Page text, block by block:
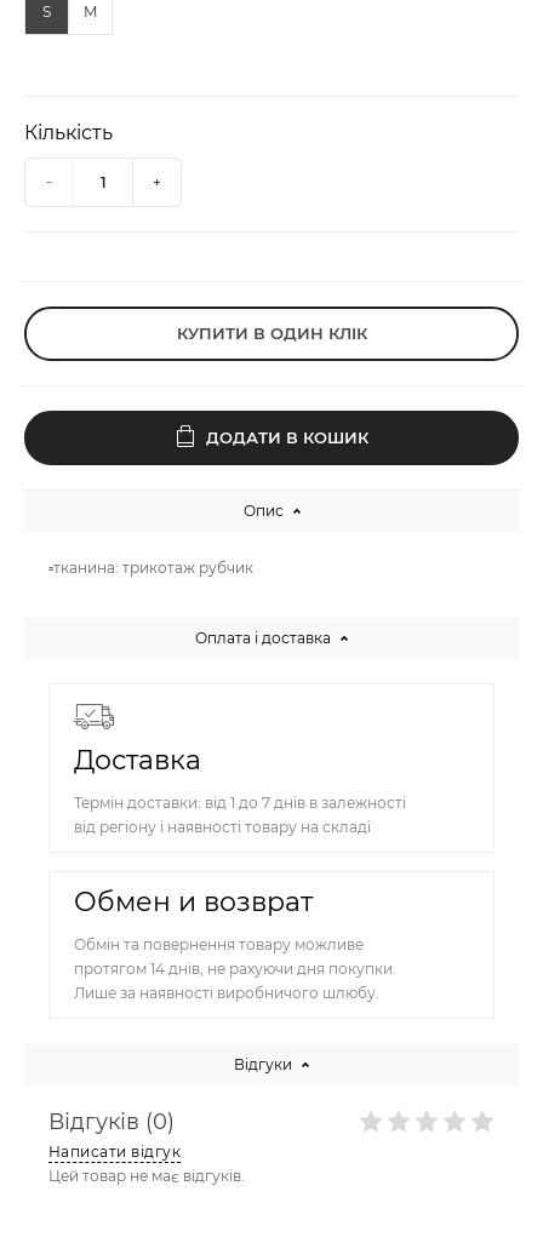
S M
Кількість
КУПИТИ В ОДИН КЛІК
ДОДАТИ В КОШИК
Опис
▫️тканина: трикотаж рубчик
Оплата і доставка
Доставка
Термін доставки: від 1 до 7 днів в залежності
від регіону і наявності товару на складі
Обмен и возврат
Обмін та повернення товару можливе
протягом 14 днів, не рахуючи дня покупки.
Лише за наявності виробничого шлюбу.
Відгуки
Відгуків (0)
Написати відгук
Цей товар не має відгуків.